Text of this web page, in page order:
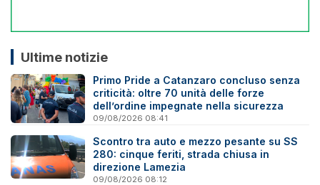
Ultime notizie
Primo Pride a Catanzaro concluso senza
criticità: oltre 70 unità delle forze
dell’ordine impegnate nella sicurezza
09/08/2026 08:41
Scontro tra auto e mezzo pesante su SS
280: cinque feriti, strada chiusa in
direzione Lamezia
09/08/2026 08:12